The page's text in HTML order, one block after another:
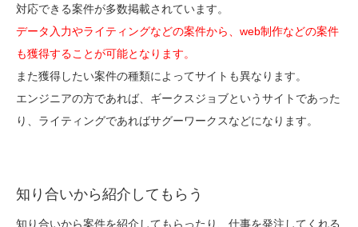
対応できる案件が多数掲載されています。
データ入力やライティングなどの案件から、web制作などの案件
も獲得することが可能となります。
また獲得したい案件の種類によってサイトも異なります。
エンジニアの方であれば、ギークスジョブというサイトであった
り、ライティングであればサグーワークスなどになります。
知り合いから紹介してもらう
知り合いから案件を紹介してもらったり、仕事を発注してくれる